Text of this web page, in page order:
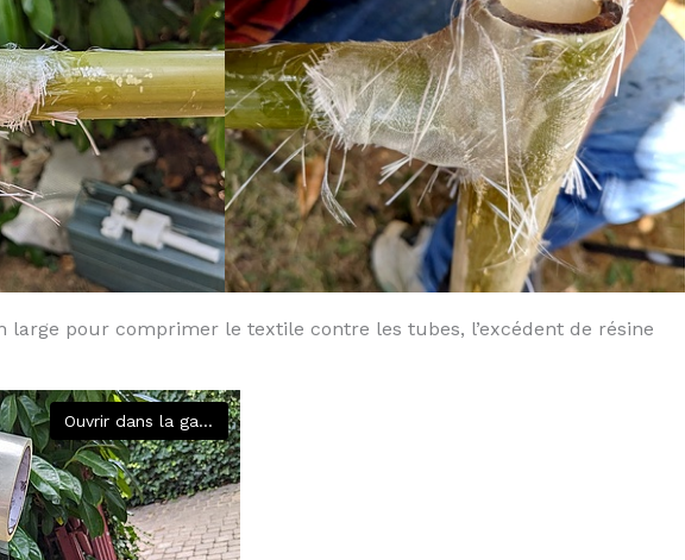
large pour comprimer le textile contre les tubes, l’excédent de résine
Ouvrir dans la galerie